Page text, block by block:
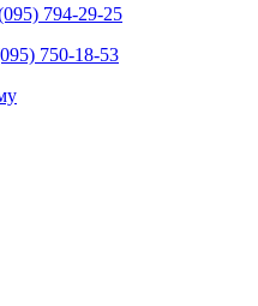
794-29-25
750-18-53